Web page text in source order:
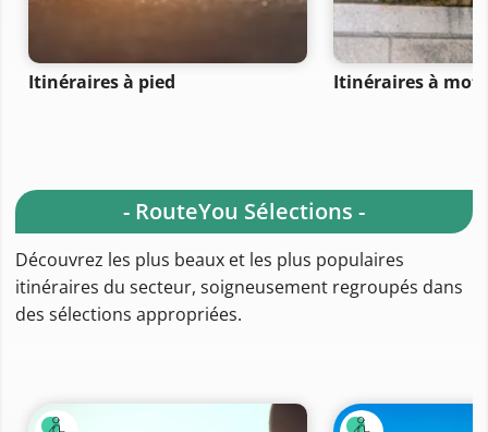
Itinéraires à pied Itinéraires à
- RouteYou Sélections -
Découvrez les plus beaux et les plus populaires
itinéraires du secteur, soigneusement regroupés dans
des sélections appropriées.